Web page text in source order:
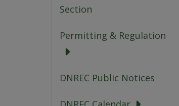
Section
Permitting & Regulation
DNREC Public Notices